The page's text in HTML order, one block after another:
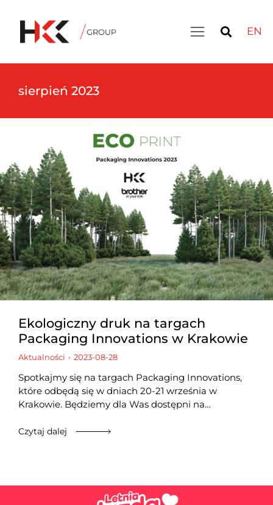
EN
sierpień 2023
Ekologiczny druk na targach
Packaging Innovations w Krakowie
Aktualności 2023-08-28
Spotkajmy się na targach Packaging Innovations,
które odbędą się w dniach 20-21 września w
Krakowie. Będziemy dla Was dostępni na…
Czytaj dalej